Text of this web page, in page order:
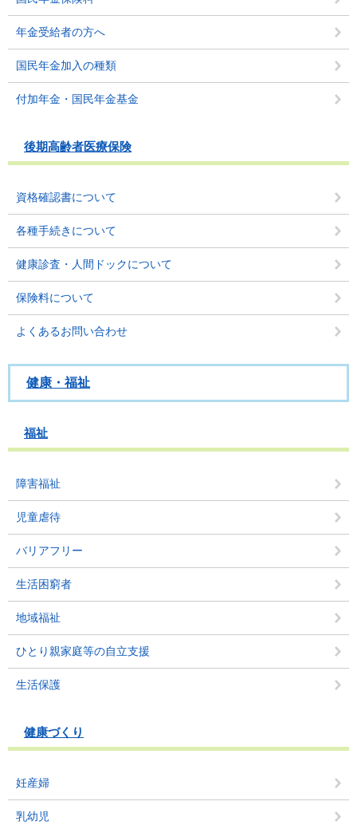
年金受給者の方へ
国民年金加入の種類
付加年金・国民年金基金
後期高齢者医療保険
資格確認書について
各種手続きについて
健康診査・人間ドックについて
保険料について
よくあるお問い合わせ
健康・福祉
福祉
障害福祉
児童虐待
バリアフリー
生活困窮者
地域福祉
ひとり親家庭等の自立支援
生活保護
健康づくり
妊産婦
乳幼児